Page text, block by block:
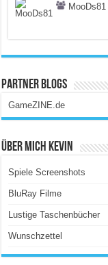
MooDs81
Partner Blogs
GameZINE.de
Über Mich Kevin
Spiele Screenshots
BluRay Filme
Lustige Taschenbücher
Wunschzettel